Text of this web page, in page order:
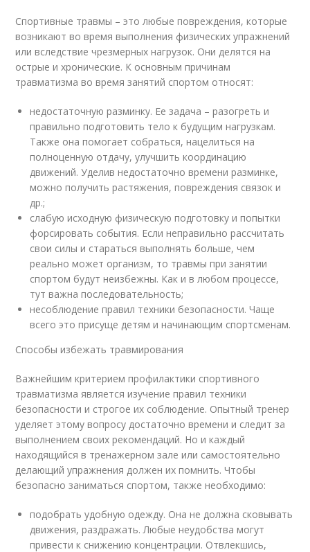
Спортивные травмы – это любые повреждения, которые
возникают во время выполнения физических упражнений
или вследствие чрезмерных нагрузок. Они делятся на
острые и хронические. К основным причинам
травматизма во время занятий спортом относят:
недостаточную разминку. Ее задача – разогреть и
правильно подготовить тело к будущим нагрузкам.
Также она помогает собраться, нацелиться на
полноценную отдачу, улучшить координацию
движений. Уделив недостаточно времени разминке,
можно получить растяжения, повреждения связок и
др.;
слабую исходную физическую подготовку и попытки
форсировать события. Если неправильно рассчитать
свои силы и стараться выполнять больше, чем
реально может организм, то травмы при занятии
спортом будут неизбежны. Как и в любом процессе,
тут важна последовательность;
несоблюдение правил техники безопасности. Чаще
всего это присуще детям и начинающим спортсменам.
Способы избежать травмирования
Важнейшим критерием профилактики спортивного
травматизма является изучение правил техники
безопасности и строгое их соблюдение. Опытный тренер
уделяет этому вопросу достаточно времени и следит за
выполнением своих рекомендаций. Но и каждый
находящийся в тренажерном зале или самостоятельно
делающий упражнения должен их помнить. Чтобы
безопасно заниматься спортом, также необходимо:
подобрать удобную одежду. Она не должна сковывать
движения, раздражать. Любые неудобства могут
привести к снижению концентрации. Отвлекшись,